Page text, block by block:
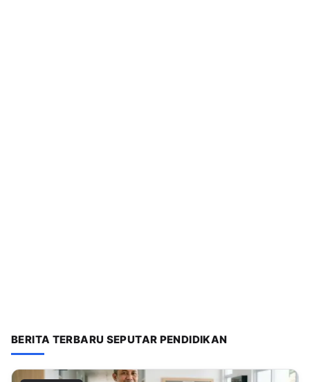
BERITA TERBARU SEPUTAR PENDIDIKAN